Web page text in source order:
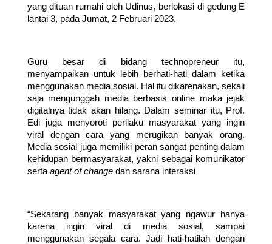
yang dituan rumahi oleh Udinus, berlokasi di gedung E
lantai 3, pada Jumat, 2 Februari 2023.
Guru besar di bidang technopreneur itu,
menyampaikan untuk lebih berhati-hati dalam ketika
menggunakan media sosial. Hal itu dikarenakan, sekali
saja mengunggah media berbasis online maka jejak
digitalnya tidak akan hilang. Dalam seminar itu, Prof.
Edi juga menyoroti perilaku masyarakat yang ingin
viral dengan cara yang merugikan banyak orang.
Media sosial juga memiliki peran sangat penting dalam
kehidupan bermasyarakat, yakni sebagai komunikator
serta agent of change dan sarana interaksi
“Sekarang banyak masyarakat yang ngawur hanya
karena ingin viral di media sosial, sampai
menggunakan segala cara. Jadi hati-hatilah dengan